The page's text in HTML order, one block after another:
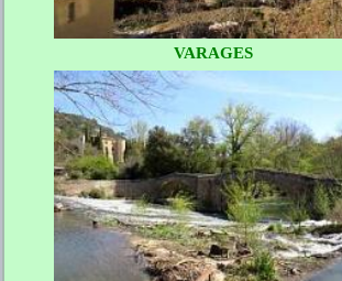
VARAGES